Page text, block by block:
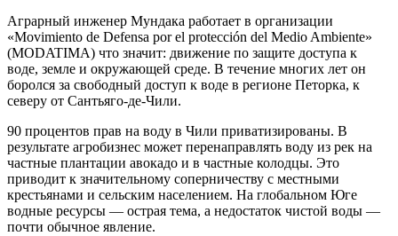
Аграрный инженер Мундака работает в организации
«Movimiento de Defensa por el protección del Medio Ambiente»
(MODATIMA) что значит: движение по защите доступа к
воде, земле и окружающей среде. В течение многих лет он
боролся за свободный доступ к воде в регионе Петорка, к
северу от Сантьяго-де-Чили.
90 процентов прав на воду в Чили приватизированы. В
результате агробизнес может перенаправлять воду из рек на
частные плантации авокадо и в частные колодцы. Это
приводит к значительному соперничеству с местными
крестьянами и сельским населением. На глобальном Юге
водные ресурсы — острая тема, а недостаток чистой воды —
почти обычное явление.